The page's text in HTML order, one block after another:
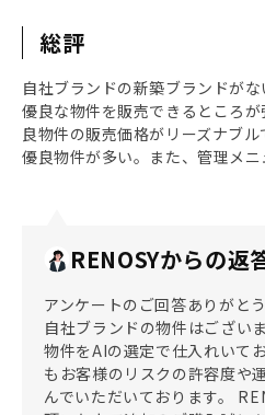
総評
自社ブランドの新築ブランドが
優良な物件を販売できるところ
良物件の販売価格がリーズナブ
優良物件が多い。また、管理メニ
RENOSYからの返
アンケートのご回答ありがと
自社ブランドの物件はござい
物件をAIの選定で仕入れいて
もお客様のリスクの許容度や
んでいただいております。